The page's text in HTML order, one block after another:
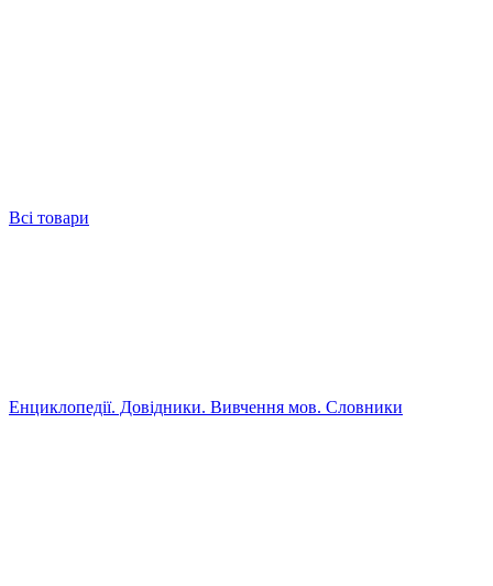
Всі товари
Енциклопедії. Довідники. Вивчення мов. Словники